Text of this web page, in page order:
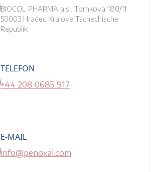
BIOCOL PHARMA a.s.. Tomkova 180/11
50003 Hradec Kralove Tschechische
Republik
TELEFON
+44 208 0685 917
E-MAIL
info@penoxal.com